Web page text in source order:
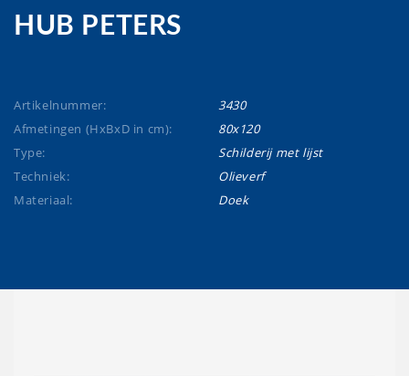
HUB PETERS
Artikelnummer:
3430
Afmetingen (HxBxD in cm):
80x120
Type:
Schilderij met lijst
Techniek:
Olieverf
Materiaal:
Doek